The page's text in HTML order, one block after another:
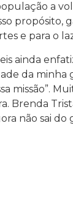
a
e para o
ainda
da minha
missão”.
Brenda
não sai do